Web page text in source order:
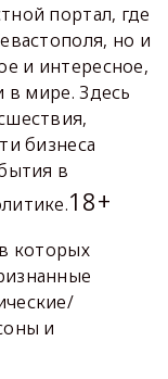
портал, где
но и
и интересное,
в мире. Здесь
бизнеса
в
18+
которых
и